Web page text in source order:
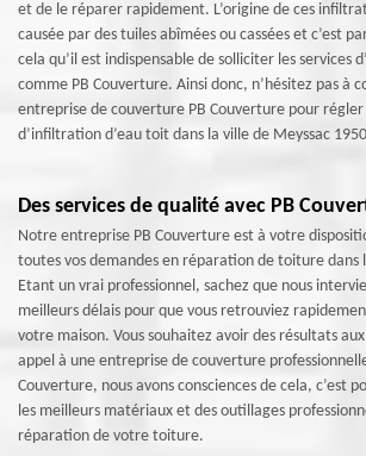
et de le réparer rapidement. L’origine de ces
causée par des tuiles abîmées ou cassées et c’est
cela qu’il est indispensable de solliciter les services
comme PB Couverture. Ainsi donc, n’hésitez pas à
entreprise de couverture PB Couverture pour régler
d’infiltration d’eau toit dans la ville de Meyssac
Des services de qualité avec PB
Notre entreprise PB Couverture est à votre
toutes vos demandes en réparation de toiture dans
Etant un vrai professionnel, sachez que nous
meilleurs délais pour que vous retrouviez
votre maison. Vous souhaitez avoir des résultats
appel à une entreprise de couverture
Couverture, nous avons consciences de cela, c’est
les meilleurs matériaux et des outillages
réparation de votre toiture.